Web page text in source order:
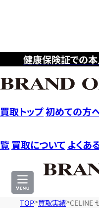
健康保険証での
買取トップ初めての方
覧 買取について よくあ
TOP 買取実績 CELINE